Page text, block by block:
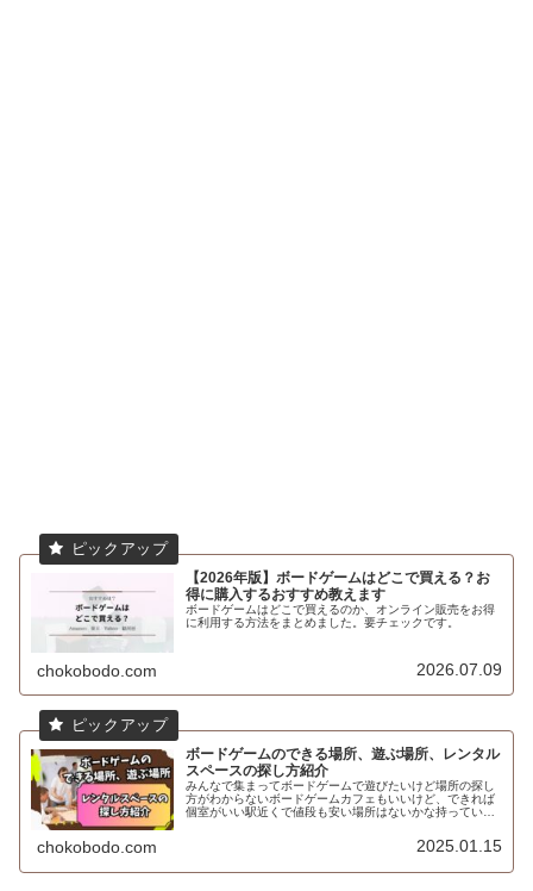
【2026年版】ボードゲームはどこで買える？お
得に購入するおすすめ教えます
ボードゲームはどこで買えるのか、オンライン販売をお得
に利用する方法をまとめました。要チェックです。
chokobodo.com 2026.07.09
ボードゲームのできる場所、遊ぶ場所、レンタル
スペースの探し方紹介
みんなで集まってボードゲームで遊びたいけど場所の探し
方がわからないボードゲームカフェもいいけど、できれば
個室がいい駅近くで値段も安い場所はないかな持っている
chokobodo.com 2025.01.15